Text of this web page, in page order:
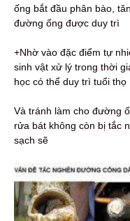
ống bắt đầu phân bào,
đường ống được duy trì
+Nhờ vào đặc điểm tự
sinh vật xử lý trong thời
học có thể duy trì tuổi thọ
Và tránh làm cho đường
rửa bát không còn bị tắc
sạch sẽ